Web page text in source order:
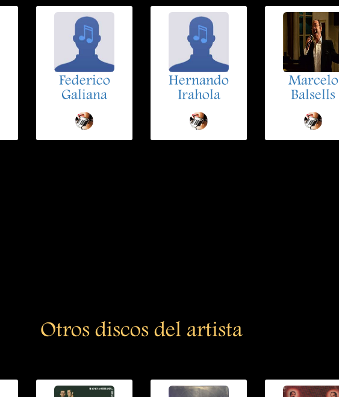
Federico
Galiana
Hernando
Irahola
Marcelo
Balsells
Otros discos del artista